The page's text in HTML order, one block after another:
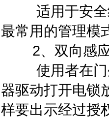
适用于安全级
最常用的管理模
2、双向感应
使用者在门外
器驱动打开电锁
样要出示经过授